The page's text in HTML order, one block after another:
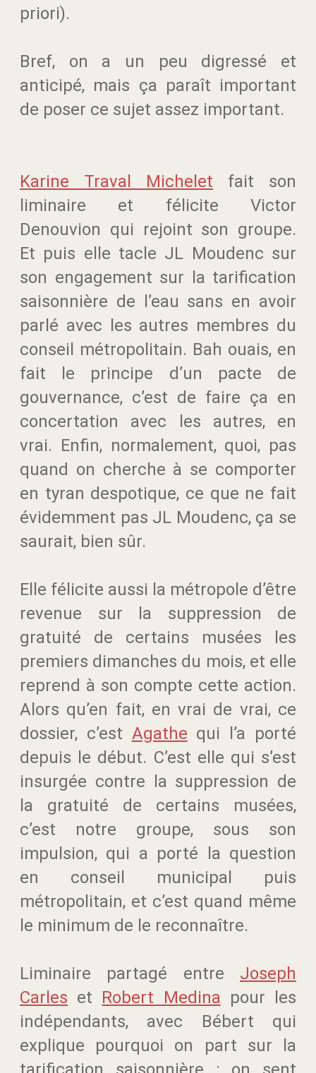
priori).
Bref, on a un peu digressé et
anticipé, mais ça paraît important
de poser ce sujet assez important.
Karine Traval Michelet fait son
liminaire et félicite Victor
Denouvion qui rejoint son groupe.
Et puis elle tacle JL Moudenc sur
son engagement sur la tarification
saisonnière de l’eau sans en avoir
parlé avec les autres membres du
conseil métropolitain. Bah ouais, en
fait le principe d’un pacte de
gouvernance, c’est de faire ça en
concertation avec les autres, en
vrai. Enfin, normalement, quoi, pas
quand on cherche à se comporter
en tyran despotique, ce que ne fait
évidemment pas JL Moudenc, ça se
saurait, bien sûr.
Elle félicite aussi la métropole d’être
revenue sur la suppression de
gratuité de certains musées les
premiers dimanches du mois, et elle
reprend à son compte cette action.
Alors qu’en fait, en vrai de vrai, ce
dossier, c’est Agathe qui l’a porté
depuis le début. C’est elle qui s’est
insurgée contre la suppression de
la gratuité de certains musées,
c’est notre groupe, sous son
impulsion, qui a porté la question
en conseil municipal puis
métropolitain, et c’est quand même
le minimum de le reconnaître.
Liminaire partagé entre Joseph
Carles et Robert Medina pour les
indépendants, avec Bébert qui
explique pourquoi on part sur la
tarification saisonnière : on sent